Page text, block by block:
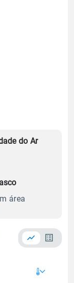
do Ar
área